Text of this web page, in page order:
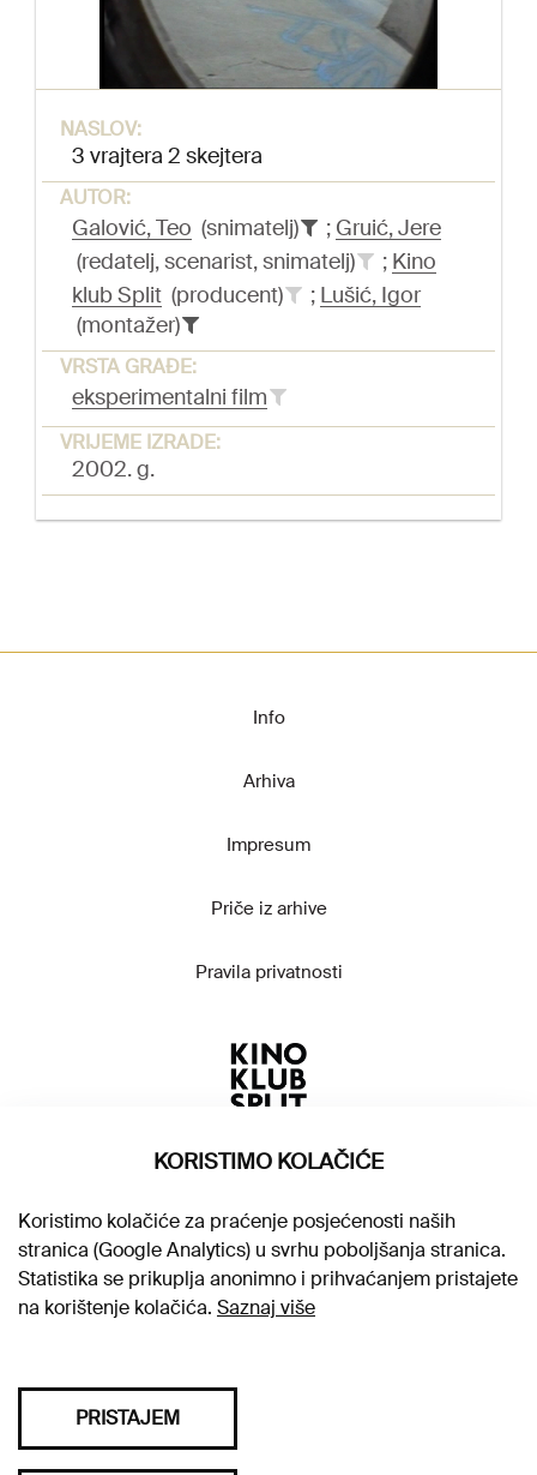
NASLOV:
3 vrajtera 2 skejtera
AUTOR:
Galović, Teo (snimatelj) ; Gruić, Jere
(redatelj, scenarist, snimatelj)
; Kino
klub Split (producent) ; Lušić, Igor
(montažer)
VRSTA GRAĐE:
eksperimentalni film
VRIJEME IZRADE:
2002. g.
Info
Arhiva
Impresum
Priče iz arhive
Pravila privatnosti
KORISTIMO KOLAČIĆE
Koristimo kolačiće za praćenje posjećenosti naših
stranica (Google Analytics) u svrhu poboljšanja stranica.
Statistika se prikuplja anonimno i prihvaćanjem pristajete
na korištenje kolačića. Saznaj više
PRISTAJEM